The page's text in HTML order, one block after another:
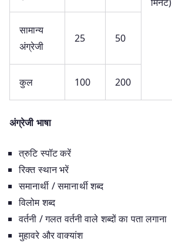
सामान्य
अंग्रेजी
25 50
कुल 100 200
अंग्रेजी भाषा
त्रुटि स्पॉट करें
रिक्त स्थान भरें
समानार्थी / समानार्थी शब्द
विलोम शब्द
वर्तनी / गलत वर्तनी वाले शब्दों का पता लगाना
मुहावरे और वाक्यांश